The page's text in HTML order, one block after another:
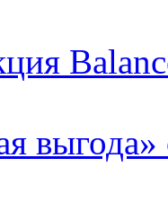
выгода»